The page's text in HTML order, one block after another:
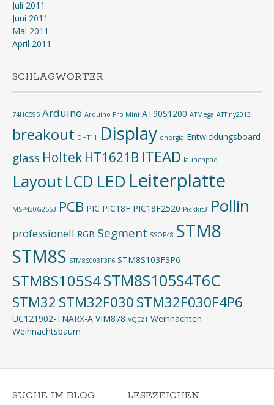
Juli 2011
Juni 2011
Mai 2011
April 2011
SCHLAGWÖRTER
74HC595 Arduino Arduino Pro Mini AT90S1200 ATMega ATTiny2313
breakout DHT11 Display energia Entwicklungsboard
glass Holtek HT1621B ITEAD launchpad
Layout LCD LED Leiterplatte
MSP430G2553 PCB PIC PIC18F PIC18F2520 Pickkit3 Pollin
professionell RGB Segment SSOP48 STM8
STM8S STM8S003F3P6 STM8S103F3P6
STM8S105S4STM8S105S4T6C
STM32 STM32F030STM32F030F4P6
UC121902-TNARX-A VIM878 VQE21 Weihnachten
Weihnachtsbaum
SUCHE IM BLOG LESEZEICHEN